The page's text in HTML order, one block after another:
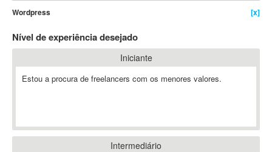
4D Dimension
802.11
A&P
A2Billing
ABAP
Wordpress [x]
Nível de experiência desejado
Iniciante
Estou a procura de freelancers com os menores valores.
Intermediário